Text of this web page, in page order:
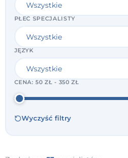
PŁEĆ SPECJALISTY
JĘZYK
CENA:50 ZŁ - 350 ZŁ
Wyczyść filtry